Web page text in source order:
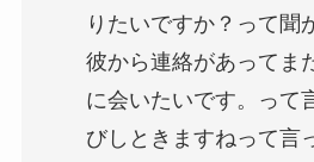
りたいですか？って聞
彼から連絡があってま
に会いたいです。って
びしときますねって言